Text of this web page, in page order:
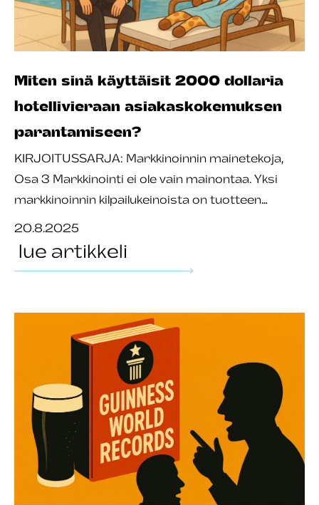
Miten sinä käyttäisit 2000 dollaria
hotellivieraan asiakaskokemuksen
parantamiseen?
KIRJOITUSSARJA: Markkinoinnin mainetekoja,
Osa 3 Markkinointi ei ole vain mainontaa. Yksi
markkinoinnin kilpailukeinoista on tuotteen…
20.8.2025
lue artikkeli